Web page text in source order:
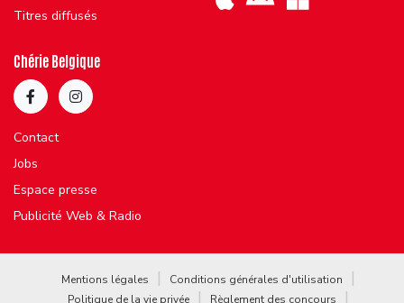
Titres diffusés
Chérie Belgique
Contact
Jobs
Espace presse
Publicité Web & Radio
Mentions légales
Conditions générales d'utilisation
Politique de la vie privée
Règlement des concours